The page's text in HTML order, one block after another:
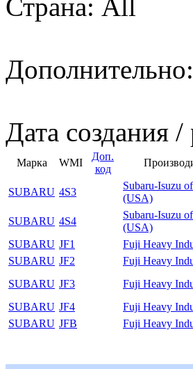
Страна: All
Дата создания
Марка WMI
Доп.
код
SUBARU 4S3
Subaru-Isuzu
(USA)
SUBARU 4S4
Subaru-Isuzu
(USA)
SUBARU JF1 Fuji Heavy
SUBARU JF2 Fuji Heavy
SUBARU JF3 Fuji Heavy
SUBARU JF4 Fuji Heavy
SUBARU JFB Fuji Heavy